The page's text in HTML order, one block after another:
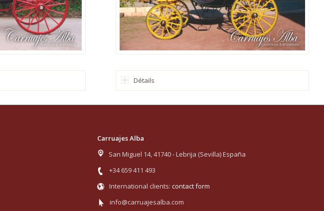
Détails
Carruajes Alba
San Miguel 14, 41740 - Lebrija (Sevilla) España
+34 659 411 493
International clients: contact form
info@carruajesalba.com